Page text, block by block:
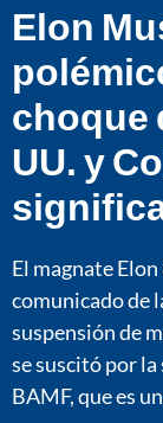
Elon
choque
UU. y
El magnate
comunicado de
suspensión de
se suscitó por la
BAMF, que es